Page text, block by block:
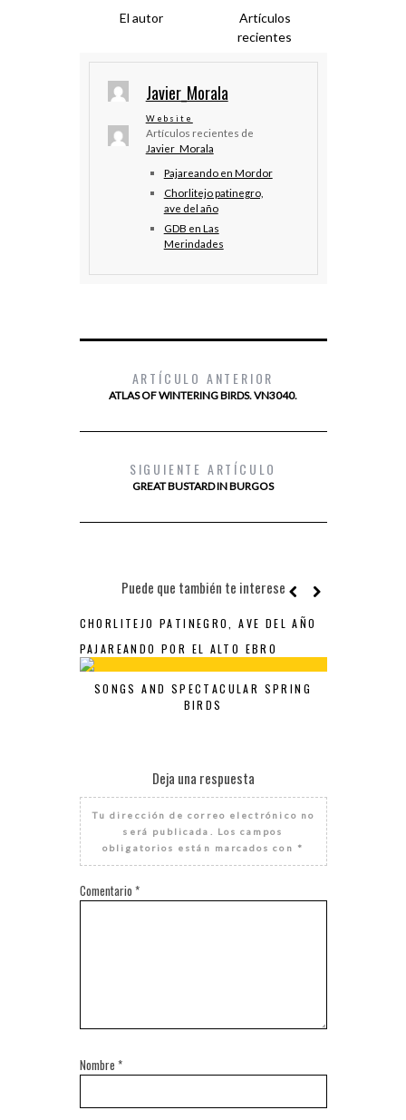
El autor
Artículos
recientes
Javier_Morala
Website
Artículos recientes de
Javier_Morala
Pajareando en Mordor
Chorlitejo patinegro,
ave del año
GDB en Las
Merindades
ARTÍCULO ANTERIOR
ATLAS OF WINTERING BIRDS. VN3040.
SIGUIENTE ARTÍCULO
GREAT BUSTARD IN BURGOS
Puede que también te interese
CHORLITEJO PATINEGRO, AVE DEL AÑO
PAJAREANDO POR EL ALTO EBRO
SONGS AND SPECTACULAR SPRING
BIRDS
Deja una respuesta
Tu dirección de correo electrónico no
será publicada.
Los campos
obligatorios están marcados con *
Comentario *
Nombre *